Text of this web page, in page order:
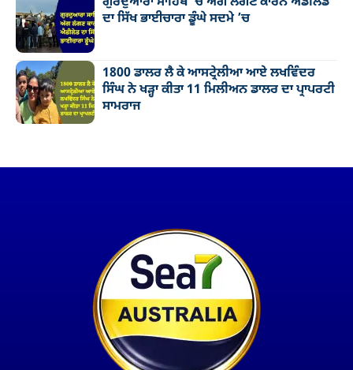
ਦਾ ਸਿੱਖ ਭਾਈਚਾਰਾ ਡੂੰਘੇ ਸਦਮੇ ’ਚ
1800 ਡਾਲਰ ਲੈ ਕੇ ਆਸਟ੍ਰੇਲੀਆ ਆਏ ਲਖਵਿੰਦਰ
ਸਿੰਘ ਨੇ ਖੜ੍ਹਾ ਕੀਤਾ 11 ਮਿਲੀਅਨ ਡਾਲਰ ਦਾ ਪ੍ਰਾਪਰਟੀ
ਸਾਮਰਾਜ